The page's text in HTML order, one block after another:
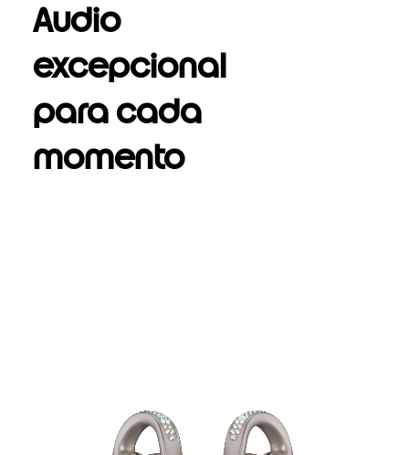
Audio
excepcional
para cada
momento